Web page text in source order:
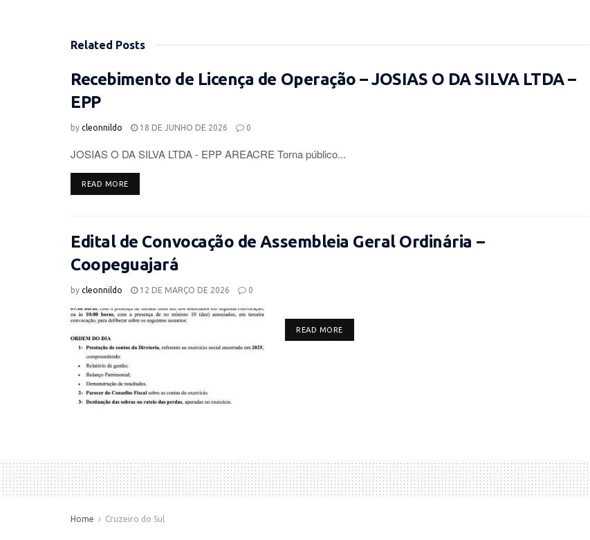
Related Posts
Recebimento de Licença de Operação – JOSIAS O DA SILVA LTDA –
EPP
by cleonnildo 18 DE JUNHO DE 2026 0
JOSIAS O DA SILVA LTDA - EPP AREACRE Torna público...
READ MOREDETAILS
Edital de Convocação de Assembleia Geral Ordinária –
Coopeguajará
by cleonnildo 12 DE MARÇO DE 2026 0
READ MOREDETAILS
Home Cruzeiro do Sul